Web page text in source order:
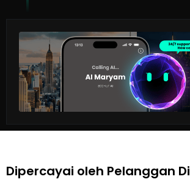
Dipercayai oleh Pelanggan Di